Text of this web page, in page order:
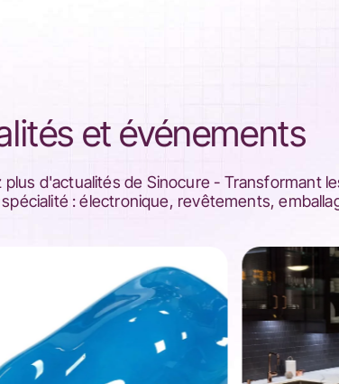
et événements
plus d'actualités de Sinocure - Transformant
: électronique, revêtements,